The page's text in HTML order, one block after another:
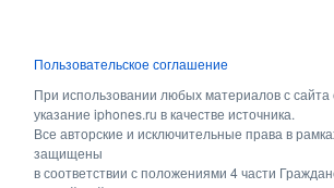
Пользовательское соглашение
При использовании любых материалов с сайта
указание iphones.ru в качестве источника.
Все авторские и исключительные права в
защищены
в соответствии с положениями 4 части